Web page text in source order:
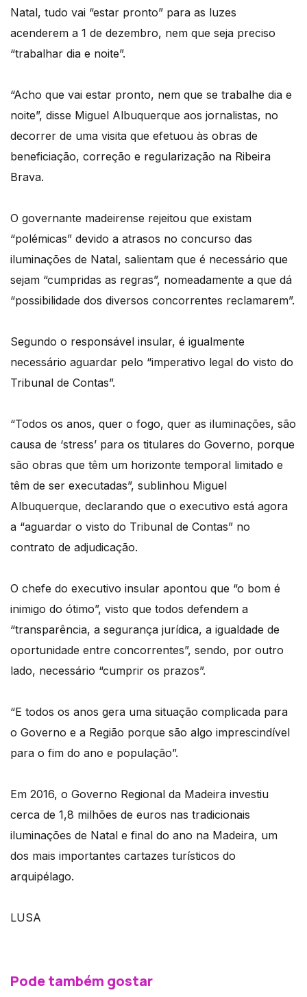
Natal, tudo vai “estar pronto” para as luzes
acenderem a 1 de dezembro, nem que seja preciso
“trabalhar dia e noite”.
“Acho que vai estar pronto, nem que se trabalhe dia e
noite”, disse Miguel Albuquerque aos jornalistas, no
decorrer de uma visita que efetuou às obras de
beneficiação, correção e regularização na Ribeira
Brava.
O governante madeirense rejeitou que existam
“polémicas” devido a atrasos no concurso das
iluminações de Natal, salientam que é necessário que
sejam “cumpridas as regras”, nomeadamente a que dá
“possibilidade dos diversos concorrentes reclamarem”.
Segundo o responsável insular, é igualmente
necessário aguardar pelo “imperativo legal do visto do
Tribunal de Contas”.
“Todos os anos, quer o fogo, quer as iluminações, são
causa de ‘stress’ para os titulares do Governo, porque
são obras que têm um horizonte temporal limitado e
têm de ser executadas”, sublinhou Miguel
Albuquerque, declarando que o executivo está agora
a “aguardar o visto do Tribunal de Contas” no
contrato de adjudicação.
O chefe do executivo insular apontou que “o bom é
inimigo do ótimo”, visto que todos defendem a
“transparência, a segurança jurídica, a igualdade de
oportunidade entre concorrentes”, sendo, por outro
lado, necessário “cumprir os prazos”.
“E todos os anos gera uma situação complicada para
o Governo e a Região porque são algo imprescindível
para o fim do ano e população”.
Em 2016, o Governo Regional da Madeira investiu
cerca de 1,8 milhões de euros nas tradicionais
iluminações de Natal e final do ano na Madeira, um
dos mais importantes cartazes turísticos do
arquipélago.
LUSA
Pode também gostar